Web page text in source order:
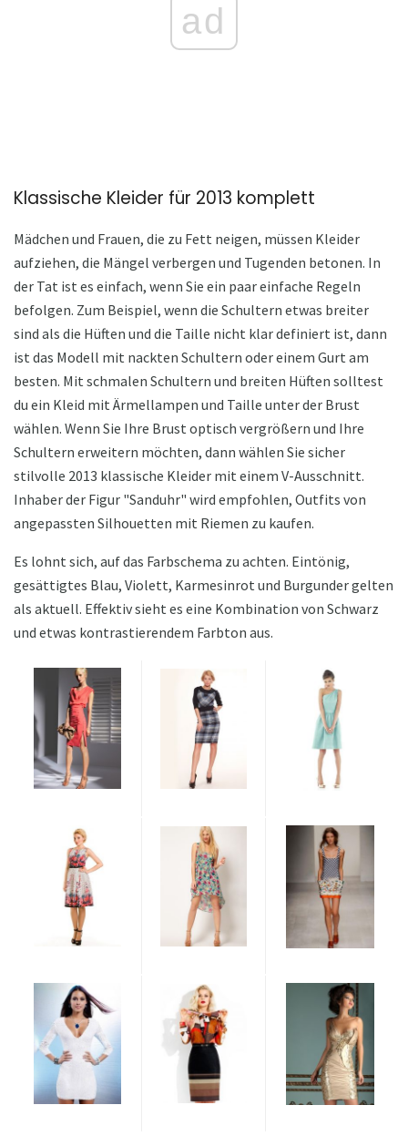
ad
Klassische Kleider für 2013 komplett
Mädchen und Frauen, die zu Fett neigen, müssen Kleider
aufziehen, die Mängel verbergen und Tugenden betonen. In
der Tat ist es einfach, wenn Sie ein paar einfache Regeln
befolgen. Zum Beispiel, wenn die Schultern etwas breiter
sind als die Hüften und die Taille nicht klar definiert ist, dann
ist das Modell mit nackten Schultern oder einem Gurt am
besten. Mit schmalen Schultern und breiten Hüften solltest
du ein Kleid mit Ärmellampen und Taille unter der Brust
wählen. Wenn Sie Ihre Brust optisch vergrößern und Ihre
Schultern erweitern möchten, dann wählen Sie sicher
stilvolle 2013 klassische Kleider mit einem V-Ausschnitt.
Inhaber der Figur "Sanduhr" wird empfohlen, Outfits von
angepassten Silhouetten mit Riemen zu kaufen.
Es lohnt sich, auf das Farbschema zu achten. Eintönig,
gesättigtes Blau, Violett, Karmesinrot und Burgunder gelten
als aktuell. Effektiv sieht es eine Kombination von Schwarz
und etwas kontrastierendem Farbton aus.